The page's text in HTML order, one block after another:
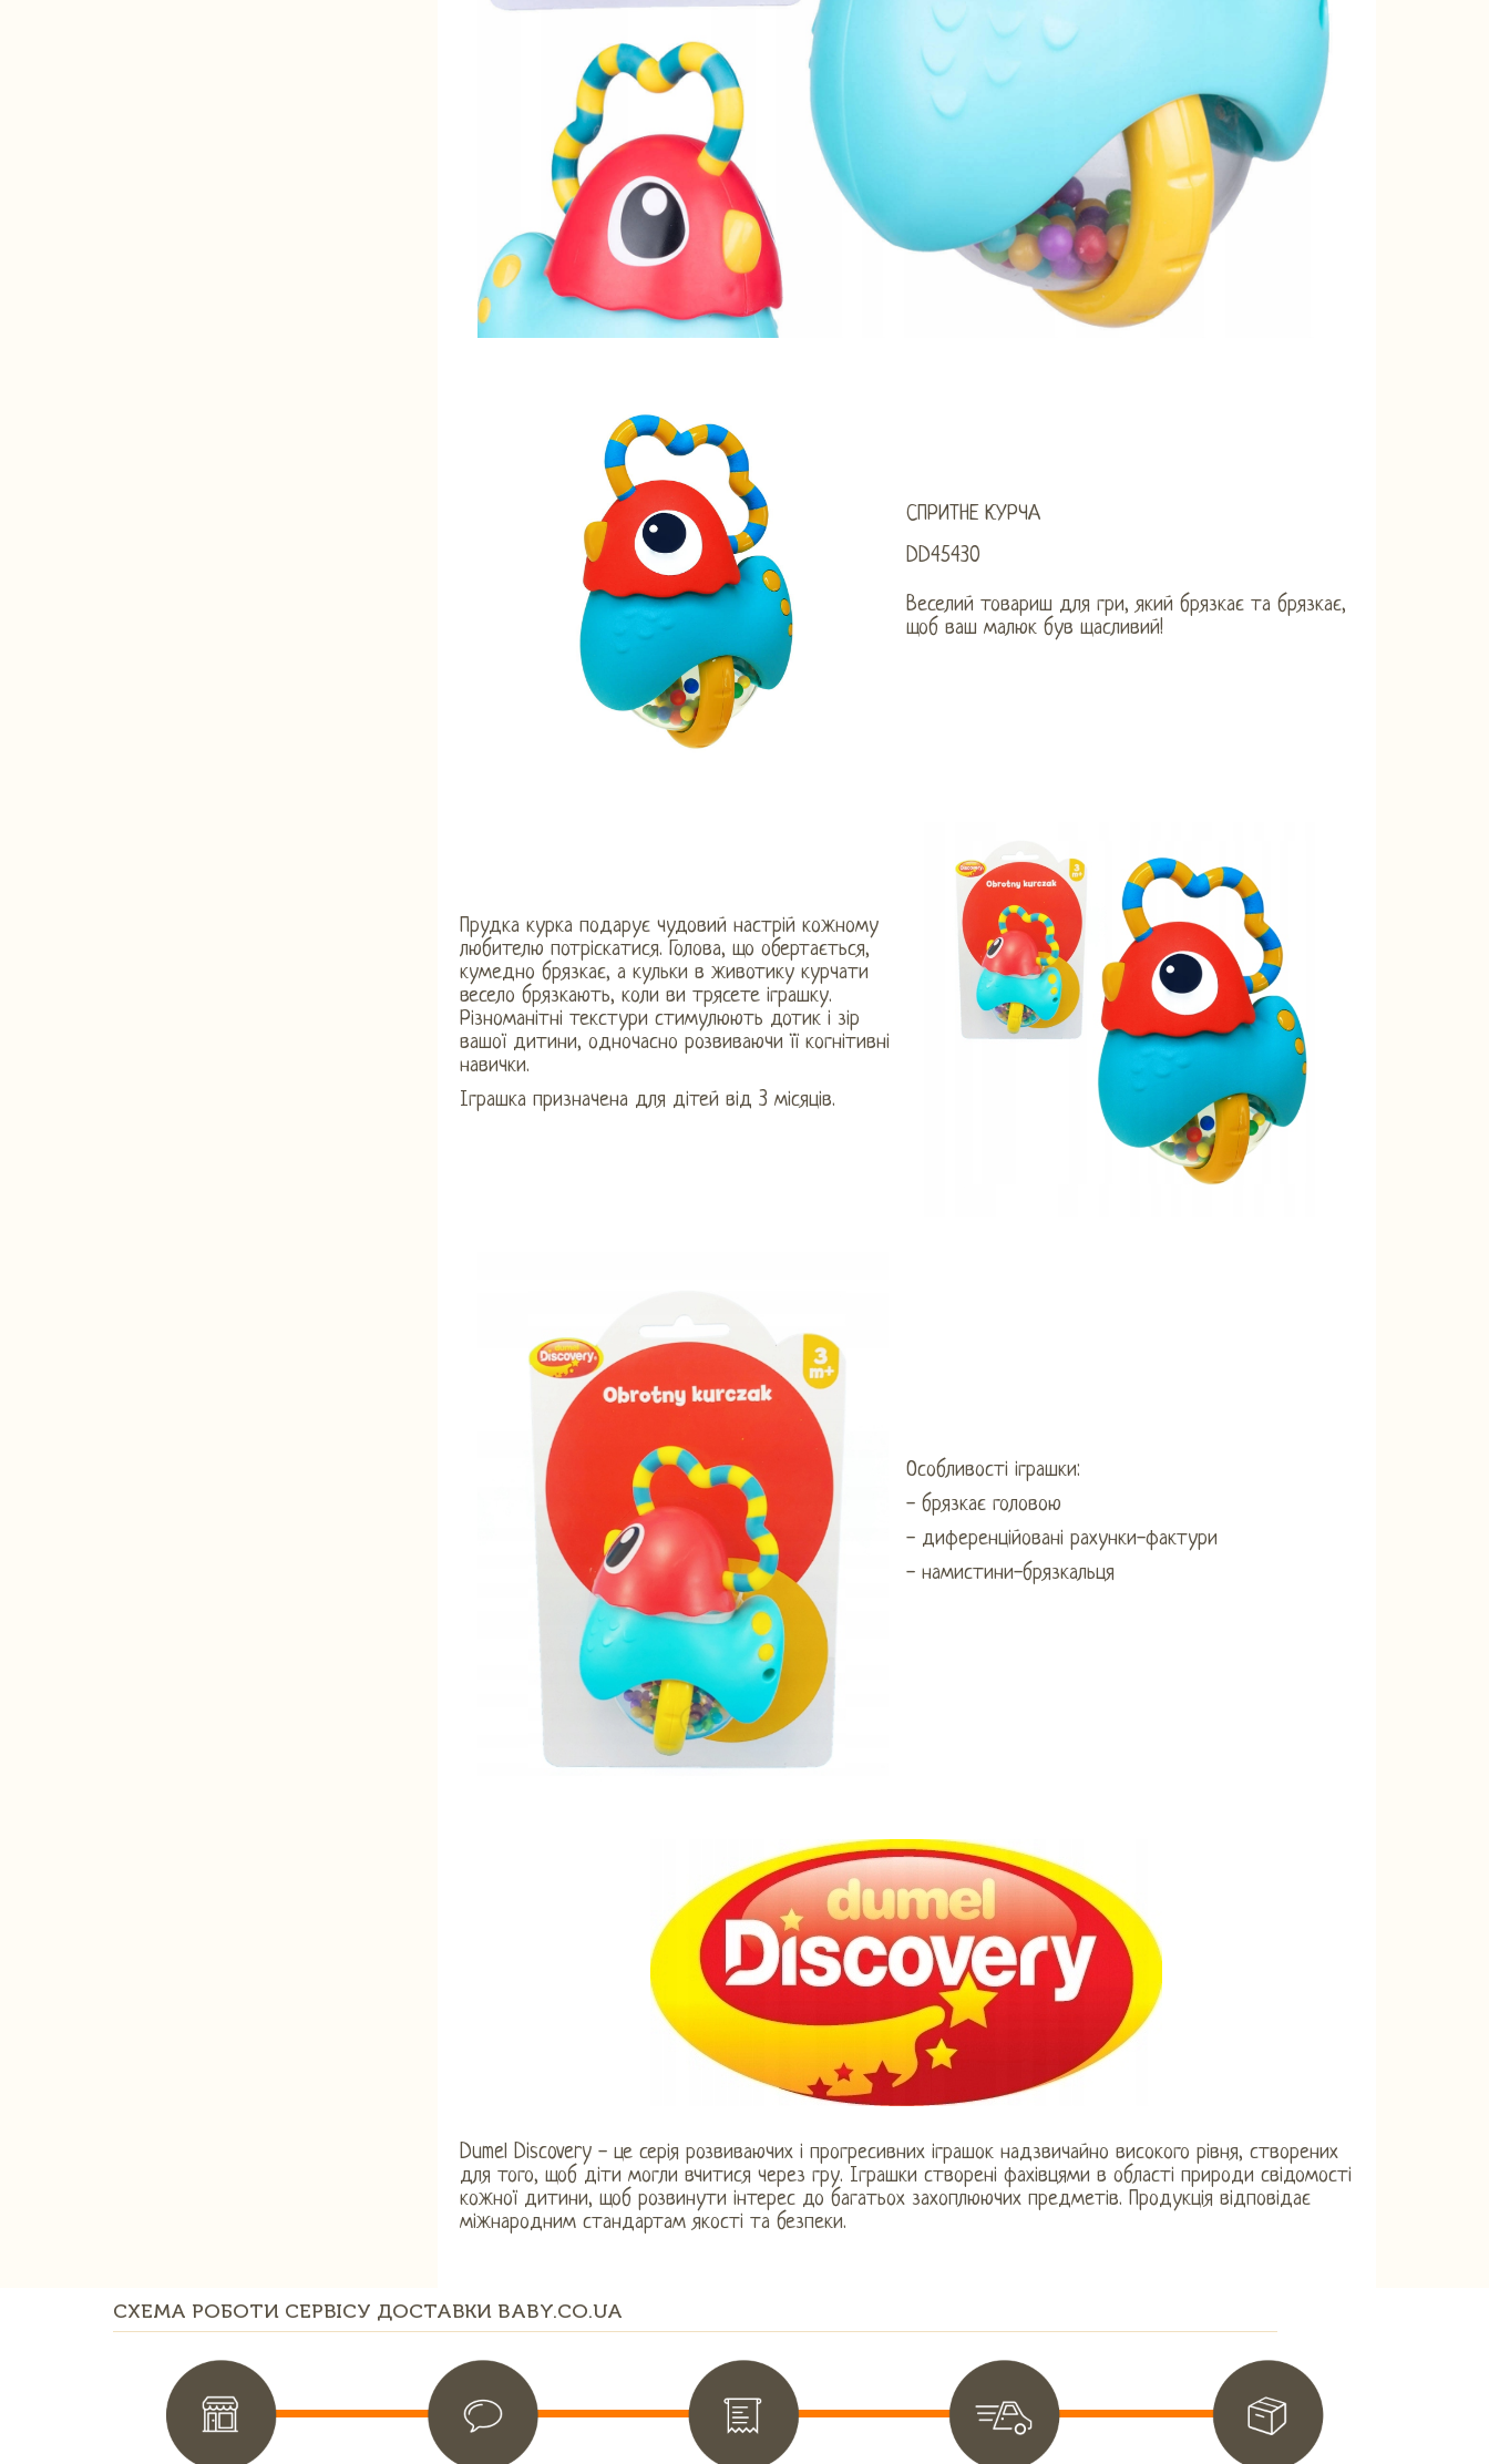
СПРИТНЕ КУРЧА
DD45430
Веселий товариш для гри, який брязкає та брязкає,
щоб ваш малюк був щасливий!
Прудка курка подарує чудовий настрій кожному
любителю потріскатися. Голова, що обертається,
кумедно брязкає, а кульки в животику курчати
весело брязкають, коли ви трясете іграшку.
Різноманітні текстури стимулюють дотик і зір
вашої дитини, одночасно розвиваючи її когнітивні
навички.
Іграшка призначена для дітей від 3 місяців.
Особливості іграшки:
- брязкає головою
- диференційовані рахунки-фактури
- намистини-брязкальця
Dumel Discovery - це серія розвиваючих і прогресивних іграшок надзвичайно високого рівня, створених
для того, щоб діти могли вчитися через гру. Іграшки створені фахівцями в області природи свідомості
кожної дитини, щоб розвинути інтерес до багатьох захоплюючих предметів. Продукція відповідає
міжнародним стандартам якості та безпеки.
СХЕМА РОБОТИ СЕРВІСУ ДОСТАВКИ BABY.CO.UA